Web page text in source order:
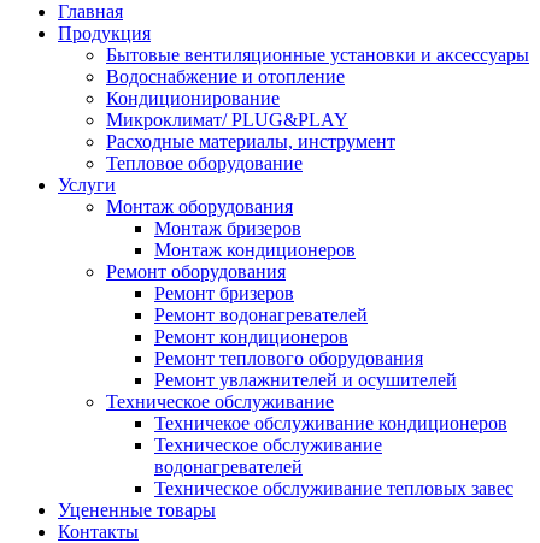
Главная
Продукция
Бытовые вентиляционные установки и аксессуары
Водоснабжение и отопление
Кондиционирование
Микроклимат/ PLUG&PLAY
Расходные материалы, инструмент
Тепловое оборудование
Услуги
Монтаж оборудования
Монтаж бризеров
Монтаж кондиционеров
Ремонт оборудования
Ремонт бризеров
Ремонт водонагревателей
Ремонт кондиционеров
Ремонт теплового оборудования
Ремонт увлажнителей и осушителей
Техническое обслуживание
Техничекое обслуживание кондиционеров
Техническое обслуживание
водонагревателей
Техническое обслуживание тепловых завес
Уцененные товары
Контакты